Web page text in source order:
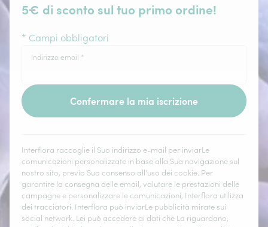
5€ di sconto sul tuo primo ordine!
* Campi obbligatori
Indirizzo email *
Confermare la mia iscrizione
Interflora raccoglie il Suo indirizzo e-mail per inviarLe
comunicazioni personalizzate in base alla Sua navigazione sul
nostro sito, previo Suo consenso all'uso dei cookie. Per
garantire la consegna delle email, valutare le prestazioni delle
campagne e personalizzare le comunicazioni, Interflora utilizza
dei tracciatori. Interflora può inviarLe pubblicità mirate sui
social network. Lei può accedere ai dati che La riguardano,